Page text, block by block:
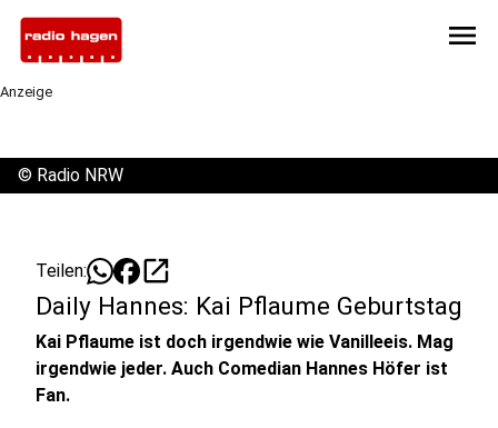
menu
Anzeige
© Radio NRW
Teilen: open_in_new
Daily Hannes: Kai Pflaume Geburtstag
Kai Pflaume ist doch irgendwie wie Vanilleeis. Mag
irgendwie jeder. Auch Comedian Hannes Höfer ist
Fan.